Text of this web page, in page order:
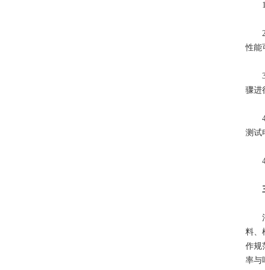
1、
2、
性能
3、
骤进
4、
测试
4、
消
料、
作规
率与